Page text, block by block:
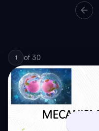
1 of 30